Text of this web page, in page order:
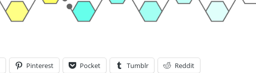
Pinterest Pocket Tumblr Reddit